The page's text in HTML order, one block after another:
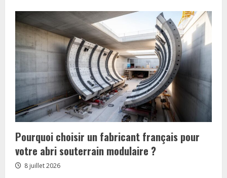
votre
débroussailleuse
:
quelques
conseils
d’expert
pour
dépanner
un
démarreur
défaillant
Pourquoi choisir un fabricant français pour
votre abri souterrain modulaire ?
8 juillet 2026